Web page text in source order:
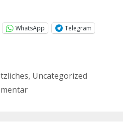
WhatsApp
Telegram
, Uncategorized